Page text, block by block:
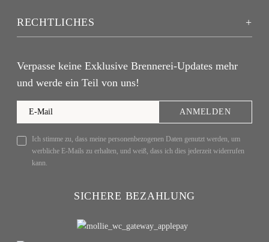
Verpasse keine Exklusive Brennerei-Updates mehr
und werde ein Teil von uns!
Ich stimme zu, dass meine personenbezogenen Daten genutzt werden, um
werbliche E-Mails zu erhalten, und weiß, dass ich dies jederzeit widerrufen
kann.
ANMELDEN
RECHTLICHES
SICHERE BEZAHLUNG